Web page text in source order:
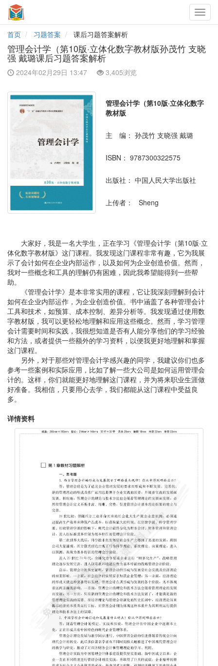
首页
习题答案 课后习题答案解析
管理会计学（第10版·立体化数字教材版孙茂竹 支晓
强 戴璐课后习题答案解析
2024年02月29日 13:47 3,405浏览
管理会计学（第10版·立体化数字
教材版
主 编： 孙茂竹 支晓强 戴璐
ISBN： 9787300322575
出版社： 中国人民大学出版社
上传者： Sheng
大家好，我是一名大学生，正在学习《管理会计学（第10版·立
体化数字教材版》这门课程。我发现这门课程非常有趣，它为我展
示了会计如何在企业内部运作，以及如何为企业创造价值。然而，
我对一些概念和工具的理解仍有困难，因此我希望能得到一些帮
助。
《管理会计学》是本非常实用的课程，它让我深刻理解到会计
如何在企业内部运作，为企业创造价值。书中涵盖了各种管理会计
工具和技术，如预算、成本控制、差异分析等。我发现通过使用数
字教材版，我可以更轻松地理解和应用这些概念。然而，学习管理
会计需要时间和实践，我很想知道是否有人能分享他们的学习经验
和方法，或者提供一些额外的学习资料，以便我更好地理解和掌握
这门课程。
另外，对于那些对管理会计学感兴趣的同学，我建议你们也多
参考一些案例和实际应用，比如了解一些大公司是如何运用管理会
计的。这样，你们就能更好地理解这门课程，并为将来职业生涯做
好准备。我相信，只要用心去学，我们都能从这门课程中受益良
多。
详情资料